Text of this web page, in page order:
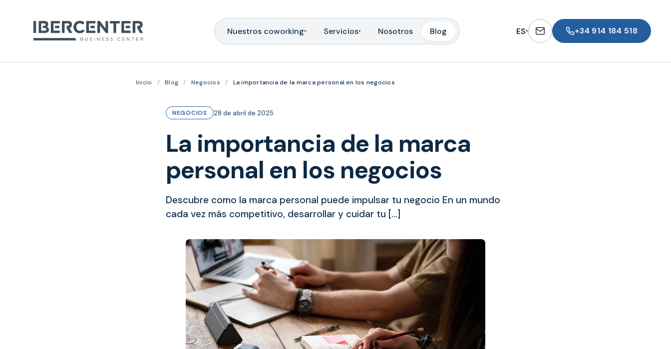
Nuestros coworking▾ Servicios▾ Nosotros Blog ES▾ +34 914 184 518
Inicio / Blog / Negocios / La importancia de la marca personal en los negocios
NEGOCIOS 28 de abril de 2025
La importancia de la marca
personal en los negocios
Descubre como la marca personal puede impulsar tu negocio En un mundo
cada vez más competitivo, desarrollar y cuidar tu […]